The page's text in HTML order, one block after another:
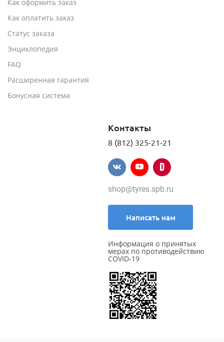
Как оформить заказ
Как оплатить заказ
Статус заказа
Энциклопедия
FAQ
Расширенная гарантия
Бонусная система
Контакты
8 (812) 325-21-21
shop@tyres.spb.ru
Написать нам
Информация о принятых
мерах по противодействию
COVID-19